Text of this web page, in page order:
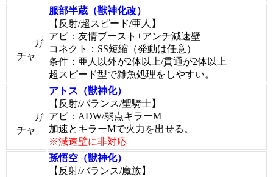
ガ
チャ
服部半蔵（獣神化改）
【反射/超スピード/亜人】
アビ：友情ブースト+アンチ減速壁
コネクト：SS短縮（発動は任意）
条件：亜人以外が2体以上/貫通が2体以上
超スピード型で雑魚処理をしやすい。
ガ
チャ
アトス（獣神化）
【反射/バランス/聖騎士】
アビ：ADW/弱点キラーM
加速とキラーMで火力を出せる。
※減速壁に非対応
孫悟空（獣神化）
【反射/バランス/魔族】